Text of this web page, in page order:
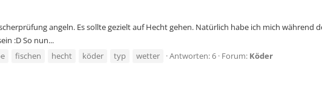
angeln. Es sollte gezielt auf Hecht gehen. Natürlich habe ich mich während
:D So nun...
fischen hecht köder typ wetter Antworten: 6 Forum: Köder